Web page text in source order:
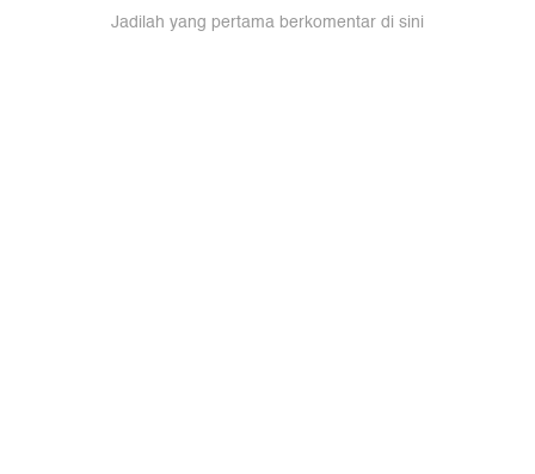
Jadilah yang pertama berkomentar di sini